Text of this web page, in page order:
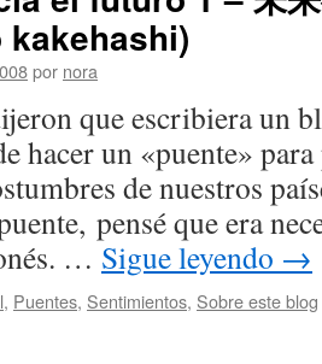
por nora
que escribiera un
hacer un «puente»
de nuestros
pensé que era
… Sigue leyendo →
, Puentes, Sentimientos, Sobre este blog